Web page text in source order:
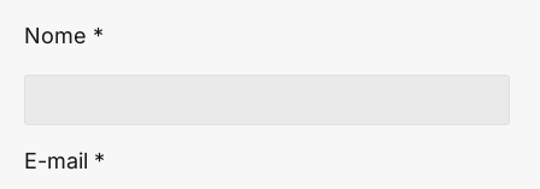
Nome *
E-mail *